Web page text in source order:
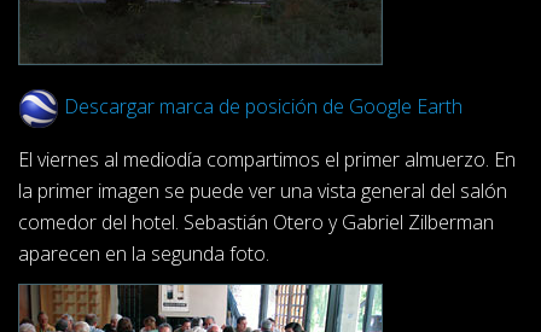
Descargar marca de posición de Google Earth
El viernes al mediodía compartimos el primer almuerzo. En
la primer imagen se puede ver una vista general del salón
comedor del hotel. Sebastián Otero y Gabriel Zilberman
aparecen en la segunda foto.